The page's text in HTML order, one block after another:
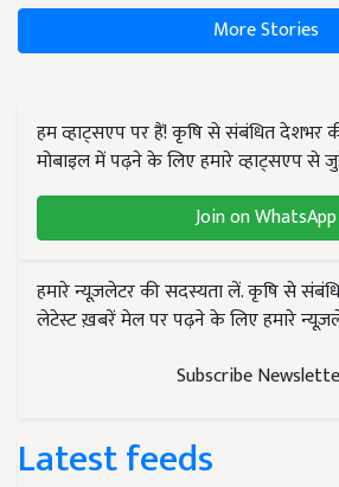
More Stories
हम व्हाट्सएप पर हैं! कृषि से संबंधित देशभर
मोबाइल में पढ़ने के लिए हमारे व्हाट्सएप से
Join on WhatsApp
हमारे न्यूज़लेटर की सदस्यता लें. कृषि से
लेटेस्ट ख़बरें मेल पर पढ़ने के लिए हमारे
Subscribe
Latest feeds